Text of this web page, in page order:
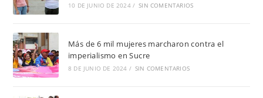
10 DE JUNIO DE 2024 / SIN COMENTARIOS
Más de 6 mil mujeres marcharon contra el
imperialismo en Sucre
8 DE JUNIO DE 2024 / SIN COMENTARIOS